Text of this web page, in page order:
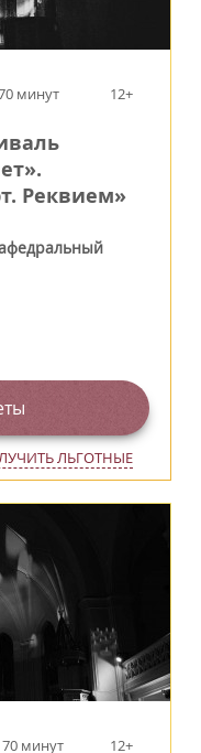
alto, tenore, basso,
минут 12+
Реквием»
ЛЬГОТНЫЕ
70 минут 12+